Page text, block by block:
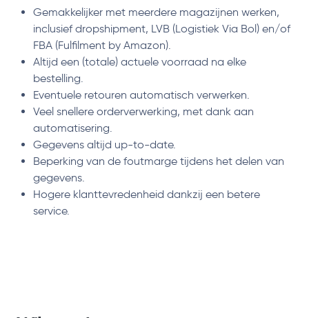
Gemakkelijker met meerdere magazijnen werken,
inclusief dropshipment, LVB (Logistiek Via Bol) en/of
FBA (Fulfilment by Amazon).
Altijd een (totale) actuele voorraad na elke
bestelling.
Eventuele retouren automatisch verwerken.
Veel snellere orderverwerking, met dank aan
automatisering.
Gegevens altijd up-to-date.
Beperking van de foutmarge tijdens het delen van
gegevens.
Hogere klanttevredenheid dankzij een betere
service.